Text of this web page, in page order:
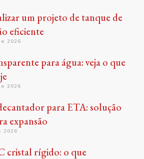
um projeto de tanque de
eficiente
2026
para água: veja o que
2026
para ETA: solução
expansão
2026
cristal rígido: o que